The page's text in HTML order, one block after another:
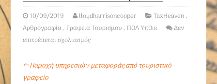
10/09/2019 lloydharrisoncooper TaxHeaven,
Αρθρογραφία, Γραφεια Τουρισμου , ΠΟΛ ΥπΟικ
Δεν
επιτρέπεται σχολιασμός
←Παροχή υπηρεσιών μεταφοράς από τουριστικό
γραφείο